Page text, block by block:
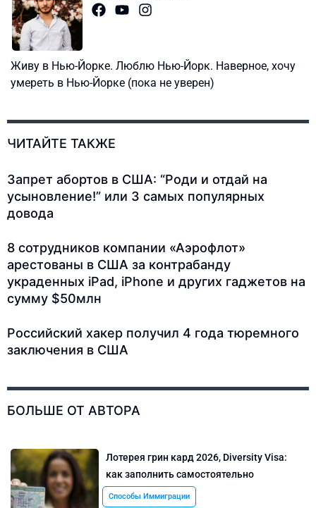
Живу в Нью-Йорке. Люблю Нью-Йорк. Наверное, хочу
умереть в Нью-Йорке (пока не уверен)
ЧИТАЙТЕ ТАКЖЕ
Запрет абортов в США: “Роди и отдай на
усыновление!” или 3 самых популярных
довода
8 сотрудников компании «Аэрофлот»
арестованы в США за контрабанду
украденных iPad, iPhone и других гаджетов на
сумму $50млн
Российский хакер получил 4 года тюремного
заключения в США
БОЛЬШЕ ОТ АВТОРА
Лотерея грин кард 2026, Diversity Visa:
как заполнить самостоятельно
Способы Иммиграции